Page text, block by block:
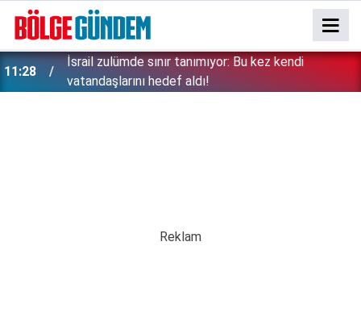
11:28
İsrail zulümde sınır tanımıyor: Bu kez kendi
vatandaşlarını hedef aldı!